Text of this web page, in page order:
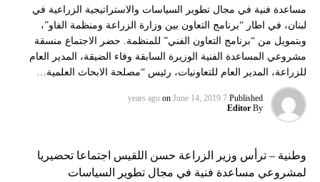
مساعدة فنية في مجال تطوير السياسات والاستراتيجية الزراعية في
لبنان، في اطار “برنامج التعاون بين وزارة الزراعة ومنظمة الفاو”،
وبتمويل من “برنامج التعاون الفني” للمنظمة. حضر الاجتماع منسقة
مشروعي المساعدة الفنية الوزيرة السابقة وفاء الضيقة، المدير العام
للزراعة، المدير العام للتعاونيات، رئيس “مصلحة الابحاث العلمية…
Published
7 years ago
on June 14, 2019
By
Editor
وطنية – ترأس وزير الزراعة حسن اللقيس اجتماعا تحضيريا
لمشروعي مساعدة فنية في مجال تطوير السياسات